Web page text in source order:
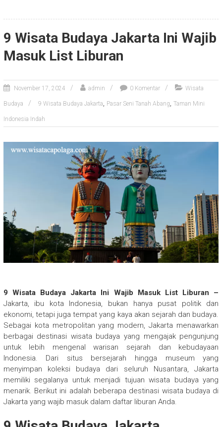
9 Wisata Budaya Jakarta Ini Wajib
Masuk List Liburan
November 17, 2024 admin 0 Komentar Wisata
Budaya 9 Wisata Budaya Jakarta, Pasar Seni Tanah Abang, Taman Mini
Indonesia Indah
9 Wisata Budaya Jakarta Ini Wajib Masuk List Liburan –
Jakarta, ibu kota Indonesia, bukan hanya pusat politik dan
ekonomi, tetapi juga tempat yang kaya akan sejarah dan budaya.
Sebagai kota metropolitan yang modern, Jakarta menawarkan
berbagai destinasi wisata budaya yang mengajak pengunjung
untuk lebih mengenal warisan sejarah dan kebudayaan
Indonesia. Dari situs bersejarah hingga museum yang
menyimpan koleksi budaya dari seluruh Nusantara, Jakarta
memiliki segalanya untuk menjadi tujuan wisata budaya yang
menarik. Berikut ini adalah beberapa destinasi wisata budaya di
Jakarta yang wajib masuk dalam daftar liburan Anda.